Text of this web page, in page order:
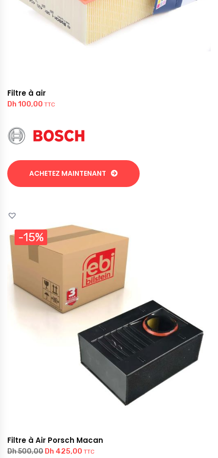
Filtre à air
Dh 100,00 TTC
ACHETEZ MAINTENANT
-15%
Filtre à Air Porsch Macan
Dh500,00 Dh 425,00 TTC